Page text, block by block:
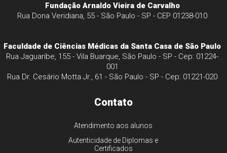
Fundação Arnaldo Vieira de Carvalho
Rua Dona Veridiana, 55 - São Paulo - SP - CEP 01238-010
Faculdade de Ciências Médicas da Santa Casa de São Paulo
Rua Jaguaribe, 155 - Vila Buarque, São Paulo - SP - Cep: 01224-
001
Rua Dr. Cesário Motta Jr., 61 - São Paulo - SP - Cep: 01221-020
Contato
Atendimento aos alunos
Autenticidade de Diplomas e
Certificados